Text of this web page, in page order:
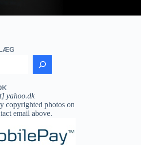
yahoo.dk
copyrighted photos on
email above.